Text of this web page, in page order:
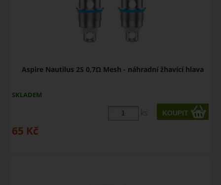
Aspire Nautilus 2S 0,7Ω Mesh - náhradní žhavící hlava
SKLADEM
ks
65 Kč